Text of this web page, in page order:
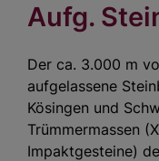
Aufg.
Der ca. 3.000 m
aufgelassene
Kösingen und
Trümmermassen
Impaktgesteine)